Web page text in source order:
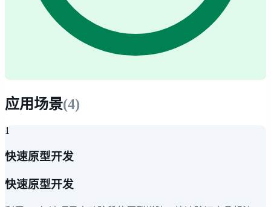
应用场景(4)
1
快速原型开发
快速原型开发